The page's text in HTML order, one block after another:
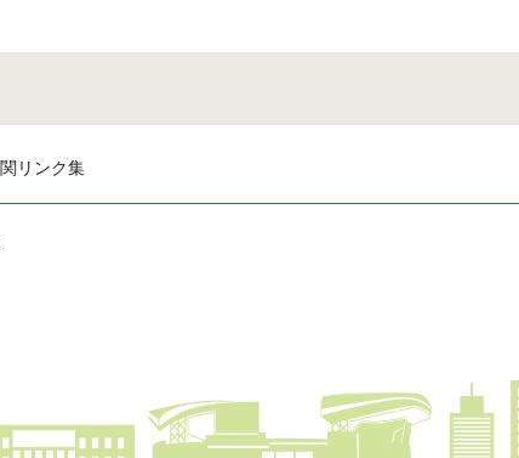
リンク集